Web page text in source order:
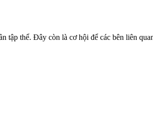
tập thể. Đây còn là cơ hội để các bên liên